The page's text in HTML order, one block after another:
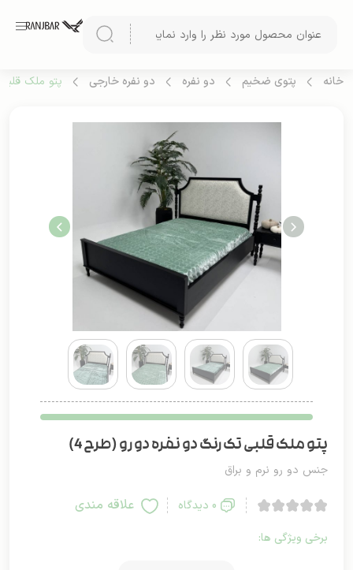
خانه پتوی ضخیم دو نفره دو نفره خارجی پتو ملک
پتو ملک قلبی تک رنگ دو نفره دو رو (طرح 4)
جنس دو رو نرم و براق
0 دیدگاه علاقه مندی
برخی ویژگی ها: